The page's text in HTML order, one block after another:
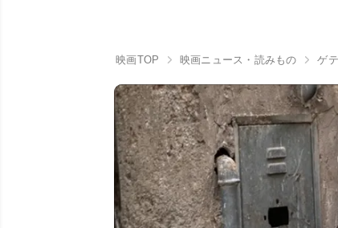
映画TOP 映画ニュース・読みもの ゲ